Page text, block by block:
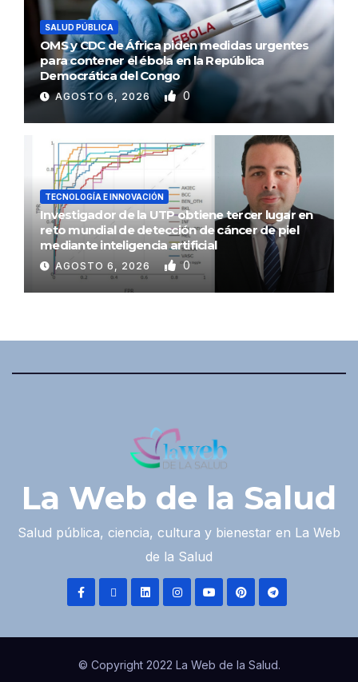
SALUD PÚBLICA
OMS y CDC de África piden medidas urgentes
para contener el ébola en la República
Democrática del Congo
AGOSTO 6, 2026 0
TECNOLOGÍA E INNOVACIÓN
Investigador de la UTP obtiene tercer lugar en
reto mundial de detección de cáncer de piel
mediante inteligencia artificial
AGOSTO 6, 2026 0
La Web de la Salud
Salud pública, ciencia, cultura y bienestar en La Web
de la Salud
© Copyright 2022 La Web de la Salud.